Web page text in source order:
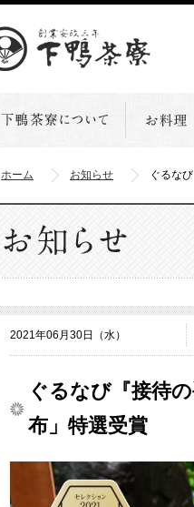
ホーム お知らせ ぐるな
2021年06月30日（水）
ぐるなび『接待
布」特選受賞